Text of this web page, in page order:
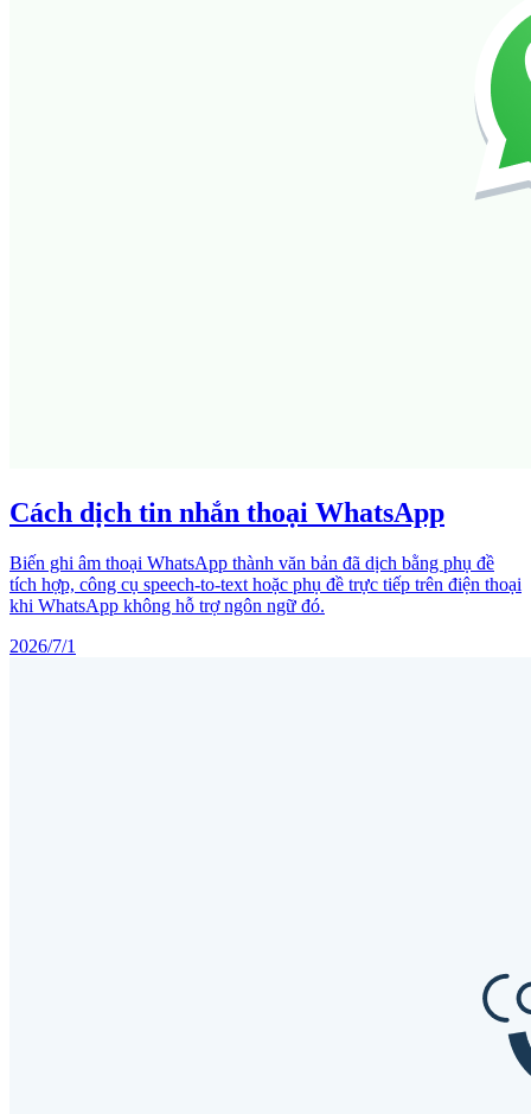
Cách dịch tin nhắn thoại WhatsApp
Biến ghi âm thoại WhatsApp thành văn bản đã dịch bằng phụ đề
tích hợp, công cụ speech-to-text hoặc phụ đề trực tiếp trên điện thoại
khi WhatsApp không hỗ trợ ngôn ngữ đó.
2026/7/1